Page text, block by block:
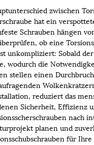
zwischen
hat ein
Schrauben hängen
ob eine
unkompliziert: Sobald
wodurch die
stellen einen
reduziert das
Sicherheit, Effizienz
nach
planen und
für